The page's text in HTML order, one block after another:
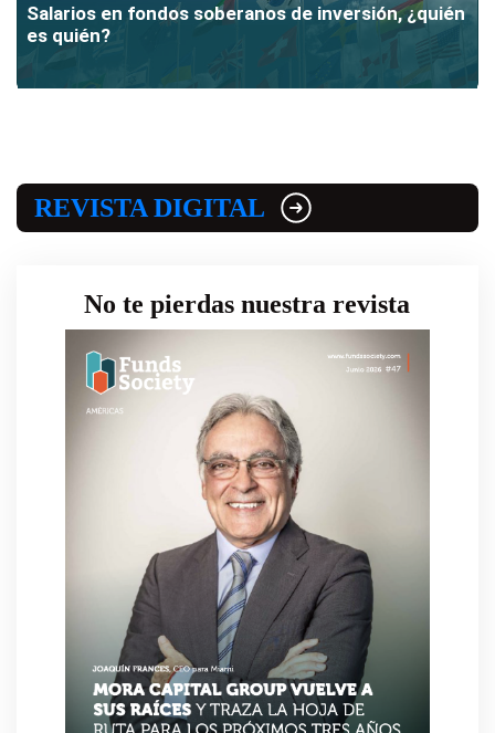
Salarios en fondos soberanos de inversión, ¿quién
es quién?
REVISTA DIGITAL
No te pierdas nuestra revista